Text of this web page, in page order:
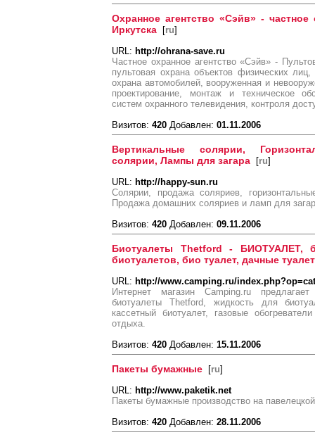
Охранное агентство «Сэйв» -
Иркутска [ru]
URL: http://ohrana-save.ru
Частное охранное агентство «Сэйв» -
пультовая охрана объектов физических
охрана автомобилей, вооруженная и
проектирование, монтаж и техническое
систем охранного телевидения, контроля
Визитов: 420 Добавлен: 01.11.2006
Вертикальные солярии,
солярии, Лампы для загара [ru]
URL: http://happy-sun.ru
Солярии, продажа соляриев,
Продажа домашних соляриев и ламп для
Визитов: 420 Добавлен: 09.11.2006
Биотуалеты Thetford - БИОТУАЛЕТ,
биотуалетов, био туалет, дачные
URL: http://www.camping.ru/
Интернет магазин Camping.ru
биотуалеты Thetford, жидкость для
кассетный биотуалет, газовые
отдыха.
Визитов: 420 Добавлен: 15.11.2006
Пакеты бумажные [ru]
URL: http://www.paketik.net
Пакеты бумажные производство на павелецкой
Визитов: 420 Добавлен: 28.11.2006